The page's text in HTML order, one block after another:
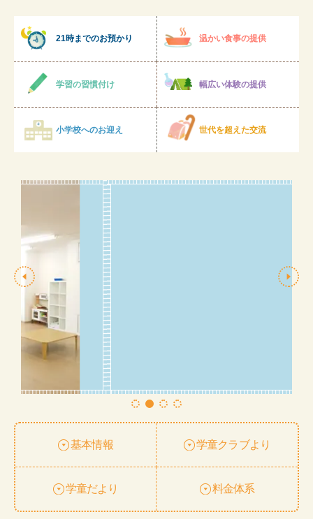
21時までのお預かり 温かい食事の提供
学習の習慣付け 幅広い体験の提供
小学校へのお迎え 世代を超えた交流
基本情報 学童クラブより
学童だより 料金体系